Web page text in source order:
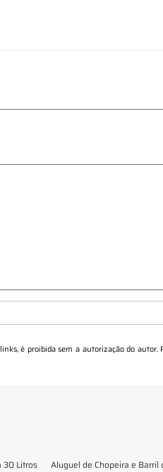
é proibida sem a autorização do
30 Litros
Aluguel de Chopeira e Barril